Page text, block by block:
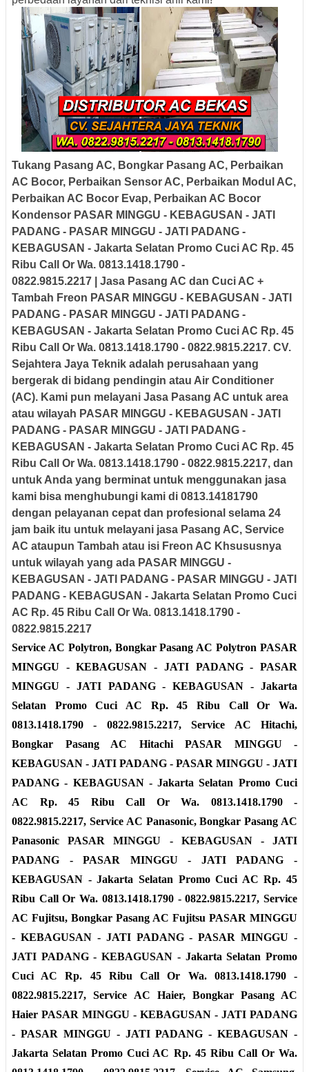
Tukang Pasang AC, Bongkar Pasang AC, Perbaikan
AC Bocor, Perbaikan Sensor AC, Perbaikan Modul AC,
Perbaikan AC Bocor Evap, Perbaikan AC Bocor
Kondensor PASAR MINGGU - KEBAGUSAN - JATI
PADANG - PASAR MINGGU - JATI PADANG -
KEBAGUSAN - Jakarta Selatan Promo Cuci AC Rp. 45
Ribu Call Or Wa. 0813.1418.1790 -
0822.9815.2217
Jasa Pasang AC dan Cuci AC +
Tambah Freon PASAR MINGGU - KEBAGUSAN - JATI
PADANG - PASAR MINGGU - JATI PADANG -
KEBAGUSAN - Jakarta Selatan Promo Cuci AC Rp. 45
Ribu Call Or Wa. 0813.1418.1790 - 0822.9815.2217. CV.
Sejahtera Jaya Teknik adalah perusahaan yang
bergerak di bidang pendingin atau Air Conditioner
(AC). Kami pun melayani Jasa Pasang AC untuk area
atau wilayah PASAR MINGGU - KEBAGUSAN - JATI
PADANG - PASAR MINGGU - JATI PADANG -
KEBAGUSAN - Jakarta Selatan Promo Cuci AC Rp. 45
Ribu Call Or Wa. 0813.1418.1790 - 0822.9815.2217, dan
untuk Anda yang berminat untuk menggunakan jasa
kami bisa menghubungi kami di 0813.14181790
dengan pelayanan cepat dan profesional selama 24
jam baik itu untuk melayani jasa Pasang AC, Service
AC ataupun Tambah atau isi Freon AC Khsususnya
untuk wilayah yang ada PASAR MINGGU -
KEBAGUSAN - JATI PADANG - PASAR MINGGU - JATI
PADANG - KEBAGUSAN - Jakarta Selatan Promo Cuci
AC Rp. 45 Ribu Call Or Wa. 0813.1418.1790 -
0822.9815.2217
Service AC Polytron, Bongkar Pasang AC Polytron PASAR
MINGGU - KEBAGUSAN - JATI PADANG - PASAR
MINGGU - JATI PADANG - KEBAGUSAN - Jakarta
Selatan
Promo Cuci AC Rp. 45 Ribu Call Or Wa.
0813.1418.1790 - 0822.9815.2217, Service AC Hitachi,
Bongkar Pasang AC Hitachi PASAR MINGGU -
KEBAGUSAN - JATI PADANG - PASAR MINGGU - JATI
PADANG - KEBAGUSAN - Jakarta Selatan Promo Cuci
AC Rp. 45 Ribu Call Or Wa. 0813.1418.1790 -
0822.9815.2217, Service AC Panasonic, Bongkar Pasang AC
PanasonicPASAR MINGGU - KEBAGUSAN - JATI
PADANG - PASAR MINGGU - JATI PADANG -
KEBAGUSAN - Jakarta Selatan Promo Cuci AC Rp. 45
Ribu Call Or Wa. 0813.1418.1790 - 0822.9815.2217, Service
AC Fujitsu, Bongkar Pasang AC Fujitsu PASAR MINGGU
- KEBAGUSAN - JATI PADANG - PASAR MINGGU -
JATI PADANG - KEBAGUSAN - Jakarta Selatan Promo
Cuci AC Rp. 45 Ribu Call Or Wa. 0813.1418.1790 -
0822.9815.2217, Service AC Haier, Bongkar Pasang AC
Haier PASAR MINGGU - KEBAGUSAN - JATI PADANG
- PASAR MINGGU - JATI PADANG - KEBAGUSAN -
Jakarta Selatan Promo Cuci AC Rp. 45 Ribu Call Or Wa.